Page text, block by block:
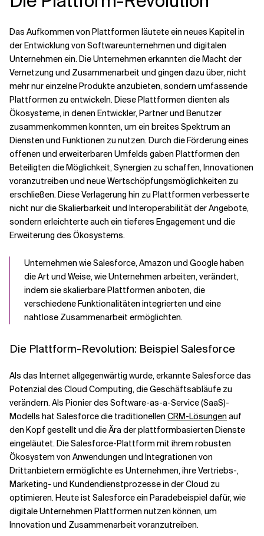
Das Aufkommen von Plattformen läutete ein neues Kapitel in
der Entwicklung von Softwareunternehmen und digitalen
Unternehmen ein. Die Unternehmen erkannten die Macht der
Vernetzung und Zusammenarbeit und gingen dazu über, nicht
mehr nur einzelne Produkte anzubieten, sondern umfassende
Plattformen zu entwickeln. Diese Plattformen dienten als
Ökosysteme, in denen Entwickler, Partner und Benutzer
zusammenkommen konnten, um ein breites Spektrum an
Diensten und Funktionen zu nutzen. Durch die Förderung eines
offenen und erweiterbaren Umfelds gaben Plattformen den
Beteiligten die Möglichkeit, Synergien zu schaffen, Innovationen
voranzutreiben und neue Wertschöpfungsmöglichkeiten zu
erschließen. Diese Verlagerung hin zu Plattformen verbesserte
nicht nur die Skalierbarkeit und Interoperabilität der Angebote,
sondern erleichterte auch ein tieferes Engagement und die
Erweiterung des Ökosystems.
Unternehmen wie Salesforce, Amazon und Google haben
die Art und Weise, wie Unternehmen arbeiten, verändert,
indem sie skalierbare Plattformen anboten, die
verschiedene Funktionalitäten integrierten und eine
nahtlose Zusammenarbeit ermöglichten.
Die Plattform-Revolution: Beispiel Salesforce
Als das Internet allgegenwärtig wurde, erkannte Salesforce das
Potenzial des Cloud Computing, die Geschäftsabläufe zu
verändern. Als Pionier des Software-as-a-Service (SaaS)-
Modells hat Salesforce die traditionellen CRM-Lösungen auf
den Kopf gestellt und die Ära der plattformbasierten Dienste
eingeläutet. Die Salesforce-Plattform mit ihrem robusten
Ökosystem von Anwendungen und Integrationen von
Drittanbietern ermöglichte es Unternehmen, ihre Vertriebs-,
Marketing- und Kundendienstprozesse in der Cloud zu
optimieren. Heute ist Salesforce ein Paradebeispiel dafür, wie
digitale Unternehmen Plattformen nutzen können, um
Innovation und Zusammenarbeit voranzutreiben.